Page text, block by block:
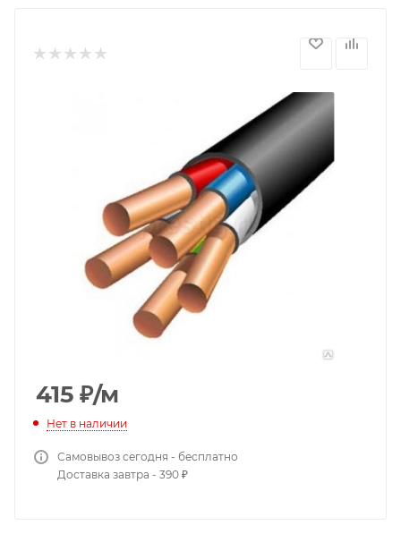
415 ₽/м
Нет в наличии
Самовывоз сегодня - бесплатно
Доставка завтра - 390 ₽